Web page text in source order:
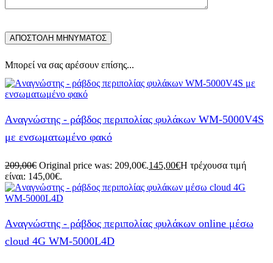
Μπορεί να σας αρέσουν επίσης...
Aναγνώστης - ράβδος περιπολίας φυλάκων WM-5000V4S
με ενσωματωμένο φακό
209,00€ Original price was: 209,00€.145,00€Η τρέχουσα τιμή
είναι: 145,00€.
Aναγνώστης - ράβδος περιπολίας φυλάκων online μέσω
cloud 4G WM-5000L4D